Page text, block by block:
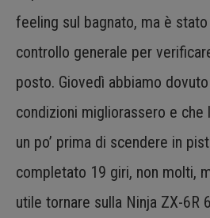
feeling sul bagnato, ma è
controllo generale per
posto. Giovedì abbiamo
condizioni migliorassero e che
un po’ prima di scendere in
completato 19 giri, non molti,
utile tornare sulla Ninja ZX-6R